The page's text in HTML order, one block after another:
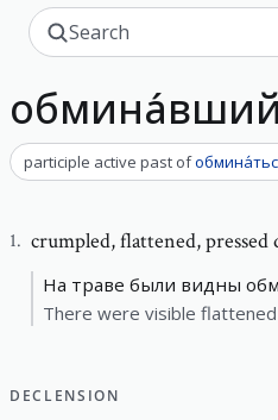
participle active past of
1. crumpled,flattened,
На траве были видны
There were visible
DECLENSION